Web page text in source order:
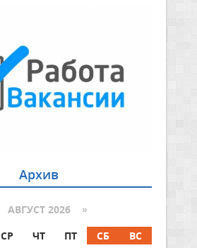
Архив
АВГУСТ 2026 »
СР ЧТ ПТ СБ
ВС